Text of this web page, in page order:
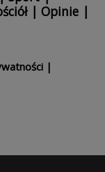
| Opinie |
|